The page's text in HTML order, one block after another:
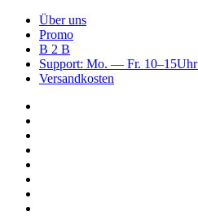
Über uns
Promo
B 2 B
Support: Mo. — Fr.
Versandkosten